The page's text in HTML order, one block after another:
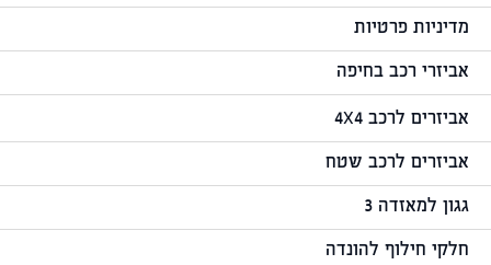
מדיניות פרטיות
אביזרי רכב בחיפה
אביזרים לרכב 4X4
אביזרים לרכב שטח
גגון למאזדה 3
חלקי חילוף להונדה